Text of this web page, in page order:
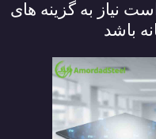
نیاز به گزینه‌ های
باشد